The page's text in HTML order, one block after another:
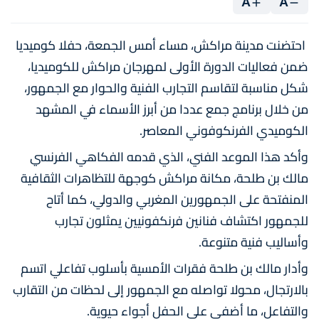
احتضنت مدينة مراكش، مساء أمس الجمعة، حفلا كوميديا
ضمن فعاليات الدورة الأولى لمهرجان مراكش للكوميديا،
شكل مناسبة لتقاسم التجارب الفنية والحوار مع الجمهور،
من خلال برنامج جمع عددا من أبرز الأسماء في المشهد
الكوميدي الفرنكوفوني المعاصر.
وأكد هذا الموعد الفني، الذي قدمه الفكاهي الفرنسي
مالك بن طلحة، مكانة مراكش كوجهة للتظاهرات الثقافية
المنفتحة على الجمهورين المغربي والدولي، كما أتاح
للجمهور اكتشاف فنانين فرنكفونيين يمثلون تجارب
وأساليب فنية متنوعة.
وأدار مالك بن طلحة فقرات الأمسية بأسلوب تفاعلي اتسم
بالارتجال، محولا تواصله مع الجمهور إلى لحظات من التقارب
والتفاعل، ما أضفى على الحفل أجواء حيوية.